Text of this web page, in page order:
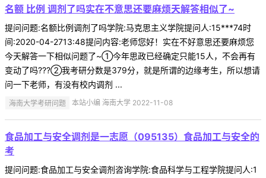
名额 比例 调剂了吗实在不意思还要麻烦天解答相似了~
提问问题:名额比例调剂了吗学院:马克思主义学院提问人:15***74时
间:2020-04-2713:48提问内容:老师您好！实在不好意思还要麻烦您
今天解答一下相似问题了~①今年思政已经确定只能15人，不会再有
变动了吗???②我考研分数是379分，就是所谓的边缘考生，所以想请
问一下老师，有没有校内调剂 ...
海南大学考研问题 本站小编 海南大学 2022-11-08
食品加工与安全调剂是一志愿（095135）食品加工与安全的
考
提问问题:食品加工与安全调剂咨询学院:食品科学与工程学院提问人:1